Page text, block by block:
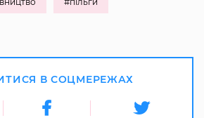
В СОЦМЕРЕЖАХ